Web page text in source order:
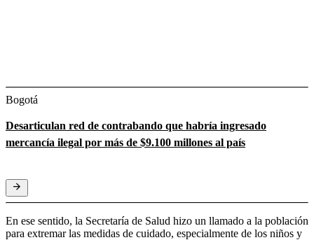
Bogotá
Desarticulan red de contrabando que habría ingresado
mercancía ilegal por más de $9.100 millones al país
En ese sentido, la Secretaría de Salud hizo un llamado a la población
para extremar las medidas de cuidado, especialmente de los niños y